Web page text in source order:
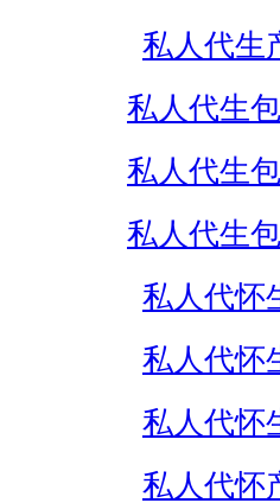
私人代生
私人代生
私人代生
私人代生
私人代怀
私人代怀
私人代怀
私人代怀